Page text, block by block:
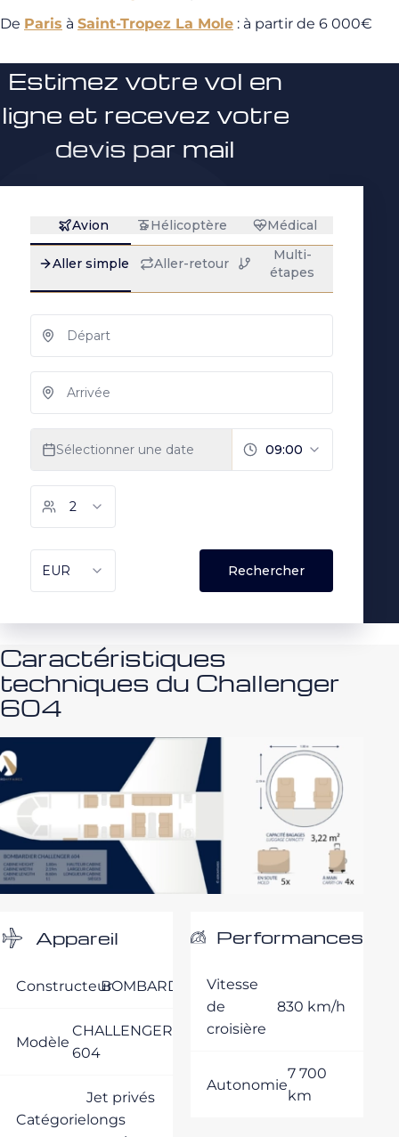
De Paris à Saint-Tropez La Mole : à partir de 6 000€
Estimez votre vol en
ligne et recevez votre
devis par mail
Caractéristiques
techniques du Challenger
604
Appareil
ConstructeurBOMBARDIER
Modèle
CHALLENGER
604
Catégorie
Jet privés
longs
Performances
Vitesse
de
croisière
830 km/h
Autonomie
7 700
km